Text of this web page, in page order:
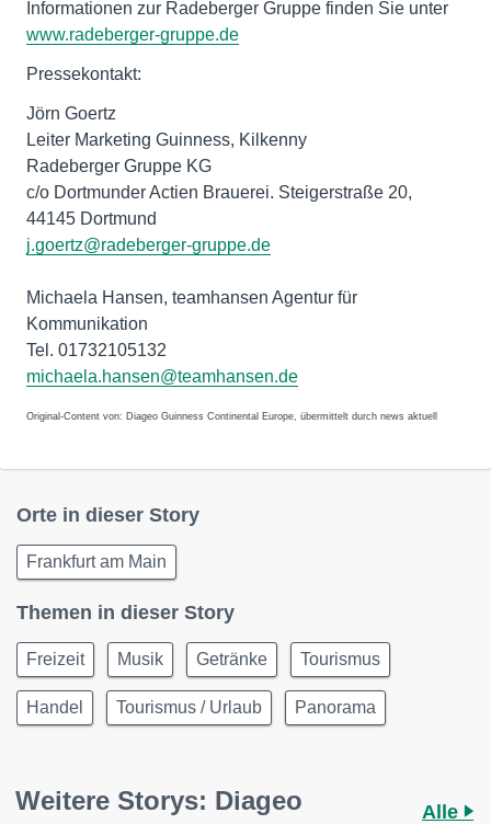
Informationen zur Radeberger Gruppe finden Sie unter
www.radeberger-gruppe.de
Pressekontakt:
Jörn Goertz
Leiter Marketing Guinness, Kilkenny
Radeberger Gruppe KG
c/o Dortmunder Actien Brauerei. Steigerstraße 20,
44145 Dortmund
j.goertz@radeberger-gruppe.de
Michaela Hansen, teamhansen Agentur für
Kommunikation
Tel. 01732105132
michaela.hansen@teamhansen.de
Original-Content von: Diageo Guinness Continental Europe, übermittelt durch news aktuell
Orte in dieser Story
Frankfurt am Main
Themen in dieser Story
Freizeit Musik Getränke Tourismus
Handel Tourismus / Urlaub Panorama
Weitere Storys: Diageo
Alle